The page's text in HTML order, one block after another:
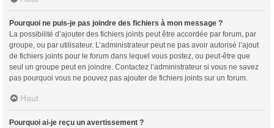
Pourquoi ne puis-je pas joindre des fichiers à mon message ?
La possibilité d’ajouter des fichiers joints peut être accordée par forum, par
groupe, ou par utilisateur. L’administrateur peut ne pas avoir autorisé l’ajout
de fichiers joints pour le forum dans lequel vous postez, ou peut-être que
seul un groupe peut en joindre. Contactez l’administrateur si vous ne savez
pas pourquoi vous ne pouvez pas ajouter de fichiers joints sur un forum.
Haut
Pourquoi ai-je reçu un avertissement ?